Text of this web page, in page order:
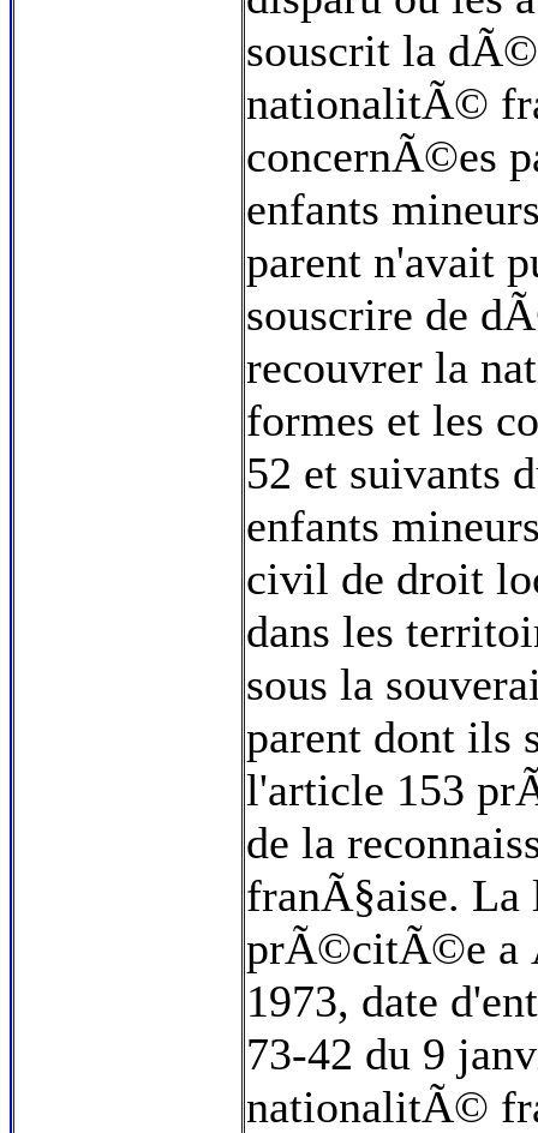
souscrit la
nationalitÃ©
concernÃ©es
enfants
parent n'avait
souscrire de
recouvrer la
formes et les
52 et suivants
enfants
civil de droit
dans les
sous la
parent dont ils
l'article 153
de la
franÃ§aise.
prÃ©citÃ©e a
1973, date
73-42 du 9
nationalitÃ©